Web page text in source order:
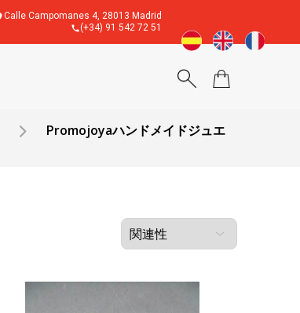
Calle Campomanes 4, 28013 Madrid
(+34) 91 542 72 51
Promojoyaハンドメイドジュエ